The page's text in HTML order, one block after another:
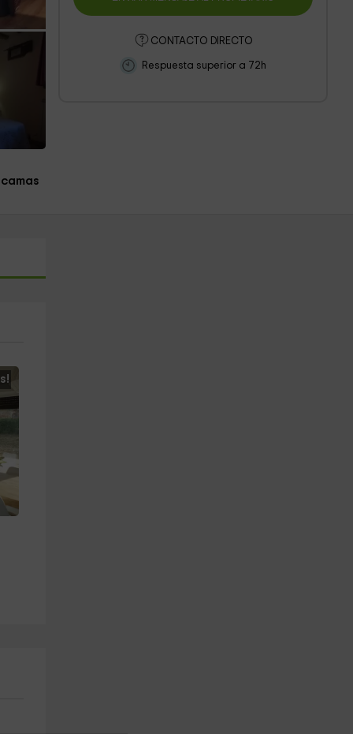
CONTACTO DIRECTO
Respuesta superior a 72h